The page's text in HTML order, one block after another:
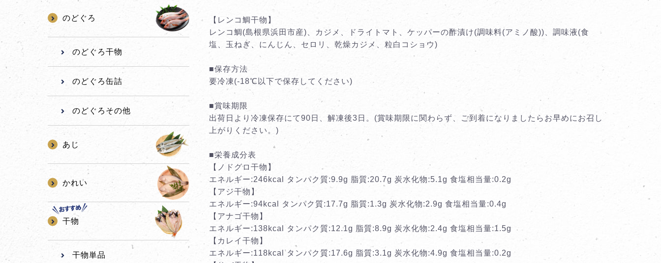
のどぐろ
のどぐろ干物
のどぐろ缶詰
のどぐろその他
あじ
かれい
干物
干物単品
【レンコ鯛干物】
レンコ鯛(島根県浜田市産)、カジメ、ドライトマト、ケッパーの酢漬け(調味料(アミノ酸))、調味液(食
塩、玉ねぎ、にんじん、セロリ、乾燥カジメ、粒白コショウ)
■保存方法
要冷凍(-18℃以下で保存してください)
■賞味期限
出荷日より冷凍保存にて90日、解凍後3日。(賞味期限に関わらず、ご到着になりましたらお早めにお召し
上がりください。)
■栄養成分表
【ノドグロ干物】
エネルギー:246kcal タンパク質:9.9g 脂質:20.7g 炭水化物:5.1g 食塩相当量:0.2g
【アジ干物】
エネルギー:94kcal タンパク質:17.7g 脂質:1.3g 炭水化物:2.9g 食塩相当量:0.4g
【アナゴ干物】
エネルギー:138kcal タンパク質:12.1g 脂質:8.9g 炭水化物:2.4g 食塩相当量:1.5g
【カレイ干物】
エネルギー:118kcal タンパク質:17.6g 脂質:3.1g 炭水化物:4.9g 食塩相当量:0.2g